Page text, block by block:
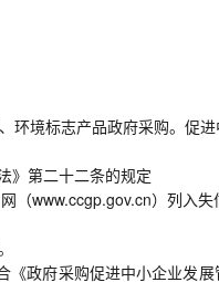
境标志产品政府采购。促
》第二十二条的规定
（www.ccgp.gov.cn）列入
政府采购促进中小企业发